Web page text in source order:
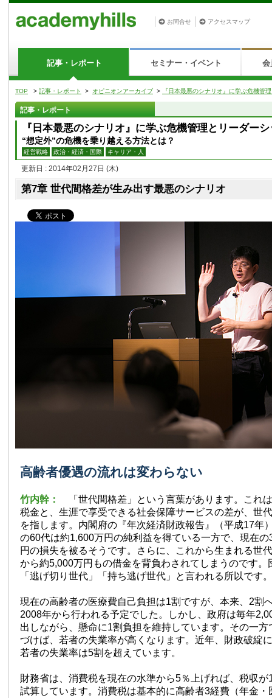
お問合せ アクセスマップ
記事・レポート セミナー・イベント 会
TOP > 記事・レポート > オピニオンアーカイブ > 『日本最悪のシナリオ』に学ぶ危機管
記事・レポート
『日本最悪のシナリオ』に学ぶ危機管理とリーダー
“想定外”の危機を乗り越える方法とは？
経営戦略 政治・経済・国際 キャリア・人
更新日 : 2014年02月27日 (木)
第7章 世代間格差が生み出す最悪のシナリオ
高齢者優遇の流れは変わらない
竹内幹：
「世代間格差」という言葉があります。これ
税金と、生涯で享受できる社会保障サービスの差が、世
を指します。内閣府の『年次経済財政報告』（平成17年
の60代は約1,600万円の純利益を得ている一方で、現在
円の損失を被るそうです。さらに、これから生まれる世
から約5,000万円もの借金を背負わされてしまうのです。
「逃げ切り世代」「持ち逃げ世代」と言われる所以です。
現在の高齢者の医療費自己負担は1割ですが、本来、2割
2008年から行われる予定でした。しかし、政府は毎年
出しながら、懸命に1割負担を維持しています。その一方
づけば、若者の失業率が高くなります。近年、財政破綻
若者の失業率は5割を超えています。
財務省は、消費税を現在の水準から5％上げれば、税収が
試算しています。消費税は基本的に高齢者3経費（年金・